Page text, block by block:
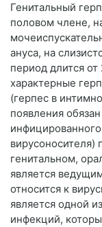
Генитальный
половом члене,
ануса, на
период длится
характерные
(герпес в
появления
вирусоносителя)
генитальном,
является
относится к
является одной
инфекций,